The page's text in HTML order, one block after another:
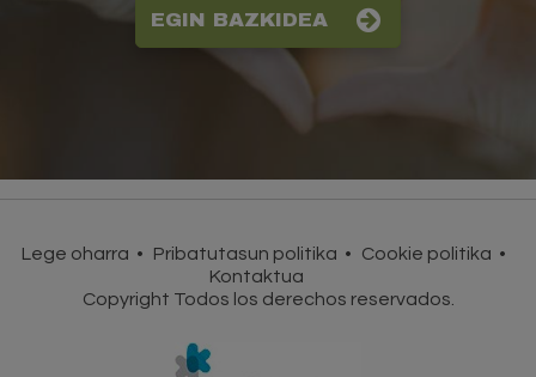
EGIN BAZKIDEA
Lege oharra Pribatutasun politika
Cookie politika
Kontaktua
Copyright Todos los derechos reservados.